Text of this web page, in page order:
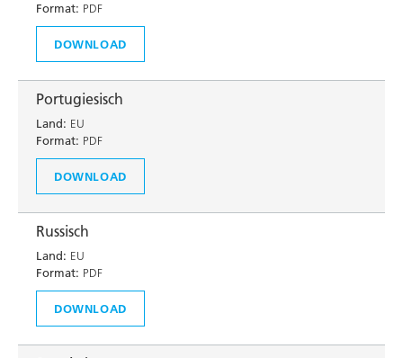
Format: PDF
DOWNLOAD
Portugiesisch
Land: EU
Format: PDF
DOWNLOAD
Russisch
Land: EU
Format: PDF
DOWNLOAD